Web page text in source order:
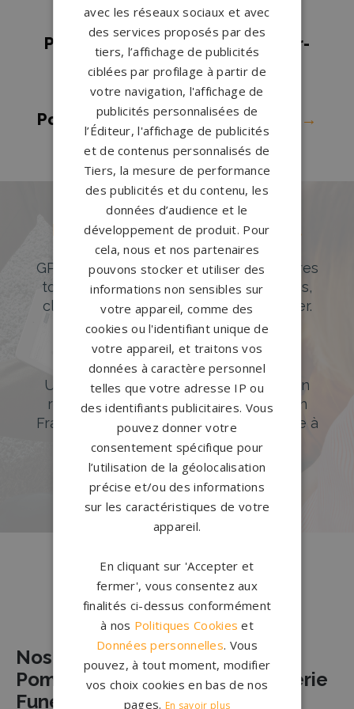
Ruelle→
Pompes funèbres Saint-Père-sur-
Loire→
Pompes funèbres Saran
Pompes funèbres Sully-sur-Loire
→
Des pierres tombales uniques et
originales
GPG Granit offre un large choix de pierres
tombales en granit de styles modernes,
classiques ou originales à personnaliser.
DÉCOUVREZ NOTRE CATALOGUE
Accompagnement sur-mesure
Un accompagnement sur mesure et un
réseau de 1200 partenaires partout en
France. Personnalisation avancée grâce à
notre configurateur 3D en ligne.
PERSONNALISEZ VOTRE MONUMENT
Nos pierres tombales à Olivet
Nos Partenaires Agences de
Pompes Funèbres et de Marbrerie
Funéraire à OLIVET
avec les réseaux sociaux et avec
des services proposés par des
tiers, l’affichage de publicités
ciblées par profilage à partir de
votre navigation, l'affichage de
publicités personnalisées de
l’Éditeur, l'affichage de publicités
et de contenus personnalisés de
Tiers, la mesure de performance
des publicités et du contenu, les
données d’audience et le
développement de produit. Pour
cela, nous et nos partenaires
pouvons stocker et utiliser des
informations non sensibles sur
votre appareil, comme des
cookies ou l'identifiant unique de
votre appareil, et traitons vos
données à caractère personnel
telles que votre adresse IP ou
des identifiants publicitaires. Vous
pouvez donner votre
consentement spécifique pour
l’utilisation de la géolocalisation
précise et/ou des informations
sur les caractéristiques de votre
appareil.
En cliquant sur 'Accepter et
fermer', vous consentez aux
finalités ci-dessus conformément
à nos Politiques Cookies et
Données personnelles. Vous
pouvez, à tout moment, modifier
vos choix cookies en bas de nos
pages. En savoir plus